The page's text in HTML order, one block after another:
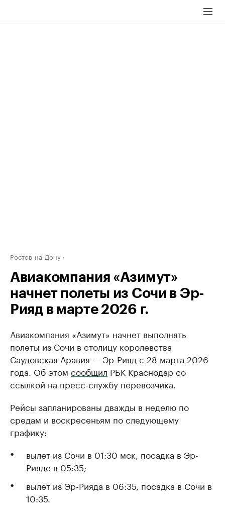
Ростов-на-Дону
Авиакомпания «Азимут»
начнет полеты из Сочи в Эр-
Рияд в марте 2026 г.
Авиакомпания «Азимут» начнет выполнять
полеты из Сочи в столицу королевства
Саудовская Аравия — Эр-Рияд с 28 марта 2026
года. Об этом сообщил РБК Краснодар со
ссылкой на пресс-службу перевозчика.
Рейсы запланированы дважды в неделю по
средам и воскресеньям по следующему
графику:
вылет из Сочи в 01:30 мск, посадка в Эр-
Рияде в 05:35;
вылет из Эр-Рияда в 06:35, посадка в Сочи в
10:35.